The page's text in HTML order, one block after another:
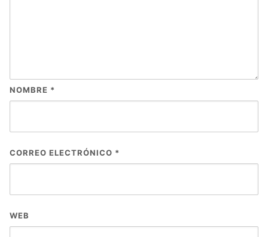
NOMBRE *
CORREO ELECTRÓNICO *
WEB